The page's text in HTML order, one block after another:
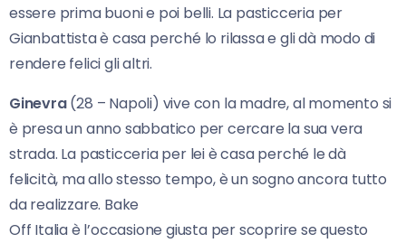
essere prima buoni e poi belli. La pasticceria per
Gianbattista è casa perché lo rilassa e gli dà modo di
rendere felici gli altri.
Ginevra(28 – Napoli) vive con la madre, al momento si
è presa un anno sabbatico per cercare la sua vera
strada. La pasticceria per lei è casa perché le dà
felicità, ma allo stesso tempo, è un sogno ancora tutto
da realizzare. Bake
Off Italia è l’occasione giusta per scoprire se questo